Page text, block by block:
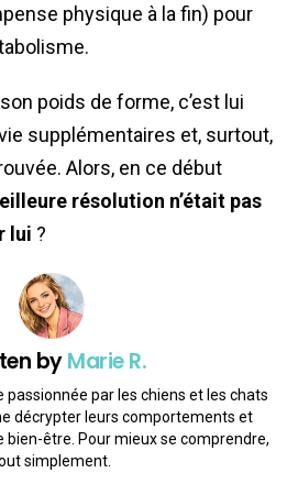
physique à la fin) pour
poids de forme, c’est lui
supplémentaires et, surtout,
Alors, en ce début
résolution n’était pas
lui ?
byMarie R.
passionnée par les chiens et les chats
décrypter leurs comportements et
bien-être. Pour mieux se comprendre,
simplement.